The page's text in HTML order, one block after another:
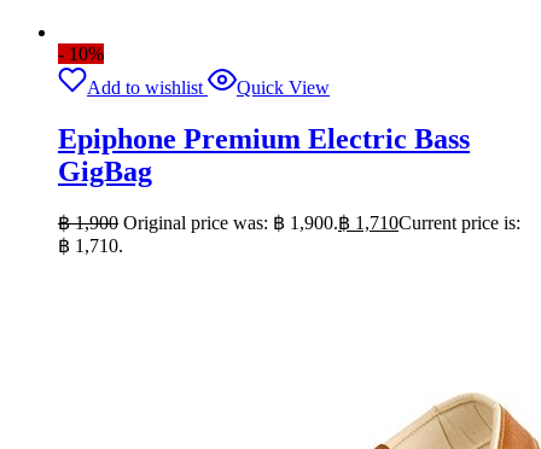
- 10%
Add to wishlist
Quick View
Epiphone Premium Electric Bass
GigBag
฿1,900 Original price was: ฿ 1,900.฿ 1,710Current price is:
฿ 1,710.